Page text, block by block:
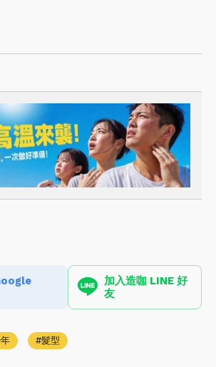
加入造咖 LINE 好
友
髮型